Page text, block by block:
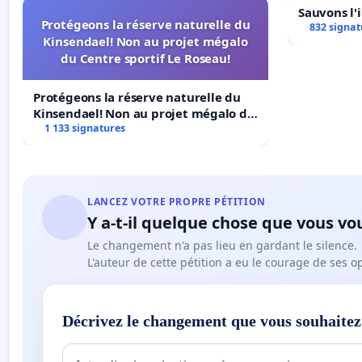
==>En signant cette pétition, nous demandons aux
de donner à l’instruction du Pôle Santé les
objectif et indépendant, pour l’identification
publique,
de renoncer à déplacer la juge Marie-Odile
d’appliquer avec régularité, et avec éthique,
garant essentiel de leur indépendance.
Protégeons la réserve naturelle du
Kinsendael! Non au projet mégalo
du Centre sportif Le Roseau!
Protégeons la réserve naturelle du
Kinsendael! Non au projet mégalo du
Centre sportif Le Roseau!
1 133 signatures
Sauvons
832
LANCEZ VOTRE PROPRE PÉTITION
Y a-t-il quelque chose que vous
Le changement n'a pas lieu en gardant le silence.
L'auteur de cette pétition a eu le courage de ses
Décrivez le changement que vous